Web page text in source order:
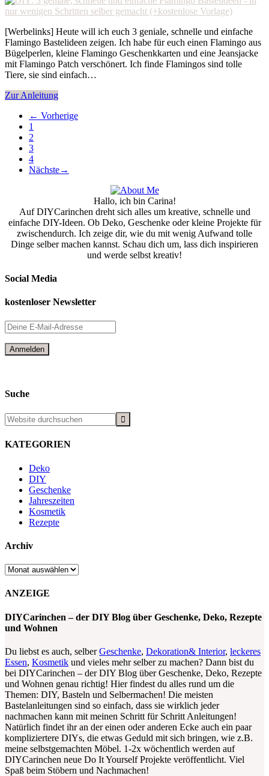
[Werbelinks] Heute will ich euch 3 geniale, schnelle und einfache
Flamingo Bastelideen zeigen. Ich habe für euch einen Flamingo aus
Bügelperlen, kleine Flamingo Geschenkkarten und eine Jeansjacke
mit Flamingo Patch verschönert. Ich finde Flamingos sind tolle
Tiere, sie sind einfach…
Zur Anleitung
← Vorherige
1
2
3
4
Nächste→
Hallo, ich bin Carina!
Auf DIYCarinchen dreht sich alles um kreative, schnelle und
einfache DIY-Ideen. Ob Deko, Geschenke oder kleine Projekte für
zwischendurch. Ich zeige dir, wie du mit wenig Aufwand tolle
Dinge selber machen kannst. Schau dich um, lass dich inspirieren
und werde selbst kreativ!
Social Media
kostenloser Newsletter
Suche
KATEGORIEN
Deko
DIY
Geschenke
Jahreszeiten
Kosmetik
Rezepte
Archiv
Archiv
ANZEIGE
DIYCarinchen – der DIY Blog über Geschenke, Deko, Rezepte
und Wohnen
Du liebst es auch, selberGeschenke, Dekoration& Interior, leckeres
Essen, Kosmetik und vieles mehr selber zu machen? Dann bist du
bei DIYCarinchen – der DIY Blog über Geschenke, Deko, Rezepte
und Wohnen genau richtig! Hier findest du alles rund um die
Themen: DIY, Basteln und Selbermachen! Die meisten
Bastelanleitungen sind so einfach, dass sie wirklich jeder
nachmachen kann mit meinen Schritt für Schritt Anleitungen!
Natürlich findet ihr an der einen oder anderen Ecke auch ein paar
kompliziertere DIYs, die etwas Geduld mit sich bringen, wie z.B.
meine selbstgemachten Möbel. 1-2x wöchentlich werden auf
DIYCarinchen neue Do It Yourself Projekte veröffentlicht. Viel
Spaß beim Stöbern und Nachmachen!